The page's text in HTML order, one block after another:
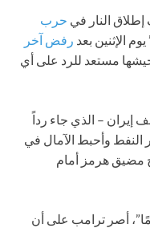
النار في حرب
الإثنين بعد رفض آخر
مستعد للرد على أي
– الذي جاء رداً
النفط وأحبط الآمال في
مضيق هرمز أمام
أصر ترامب على أن